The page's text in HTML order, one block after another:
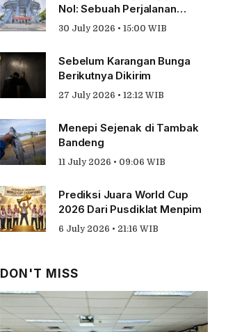
Nol: Sebuah Perjalanan
Tentang Pengabdian
30 July 2026 • 15:00 WIB
Sebelum Karangan Bunga
Berikutnya Dikirim
27 July 2026 • 12:12 WIB
Menepi Sejenak di Tambak
Bandeng
11 July 2026 • 09:06 WIB
Prediksi Juara World Cup
2026 Dari Pusdiklat Menpim
6 July 2026 • 21:16 WIB
DON'T MISS